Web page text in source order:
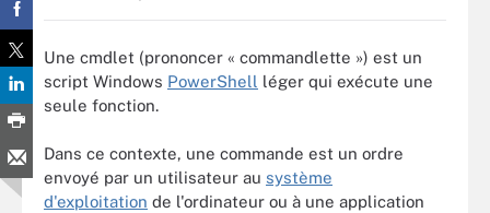
Une cmdlet (prononcer « commandlette ») est un
script Windows PowerShell léger qui exécute une
seule fonction.
Dans ce contexte, une commande est un ordre
envoyé par un utilisateur au système
d'exploitation de l'ordinateur ou à une application